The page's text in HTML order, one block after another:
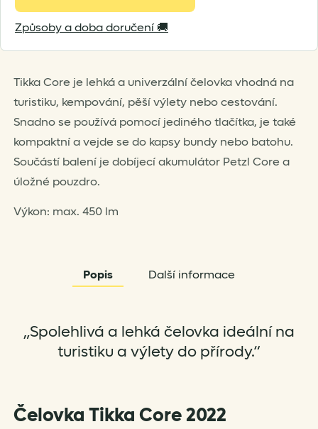
Tikka Core je lehká a univerzální čelovka vhodná na
turistiku, kempování, pěší výlety nebo cestování.
Snadno se používá pomocí jediného tlačítka, je také
kompaktní a vejde se do kapsy bundy nebo batohu.
Součástí balení je dobíjecí akumulátor Petzl Core a
úložné pouzdro.
Způsoby a doba doručení 🚚
Výkon: max. 450 lm
Popis Další informace
„Spolehlivá a lehká čelovka ideální na
turistiku a výlety do přírody.“
Čelovka Tikka Core 2022